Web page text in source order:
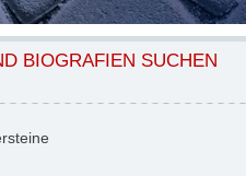
BIOGRAFIEN SUCHEN